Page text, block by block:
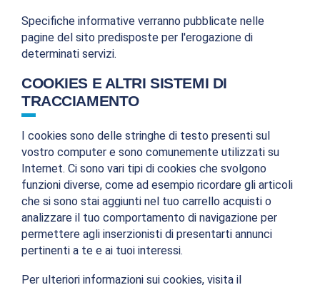
Specifiche informative verranno pubblicate nelle
pagine del sito predisposte per l'erogazione di
determinati servizi.
COOKIES E ALTRI SISTEMI DI
TRACCIAMENTO
I cookies sono delle stringhe di testo presenti sul
vostro computer e sono comunemente utilizzati su
Internet. Ci sono vari tipi di cookies che svolgono
funzioni diverse, come ad esempio ricordare gli articoli
che si sono stai aggiunti nel tuo carrello acquisti o
analizzare il tuo comportamento di navigazione per
permettere agli inserzionisti di presentarti annunci
pertinenti a te e ai tuoi interessi.
Per ulteriori informazioni sui cookies, visita il